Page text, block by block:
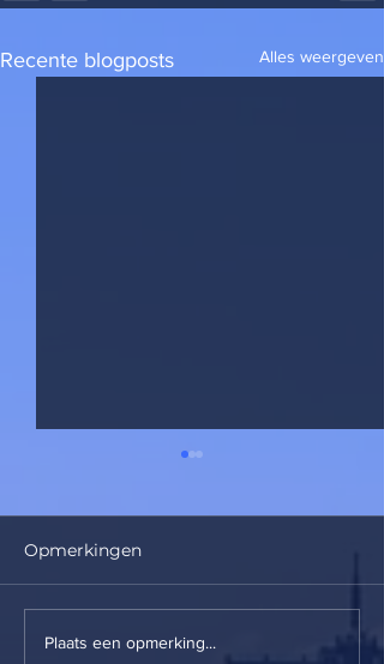
Recente blogposts Alles weergeven
La Ritournelle
Opmerkingen
Plaats een opmerking...